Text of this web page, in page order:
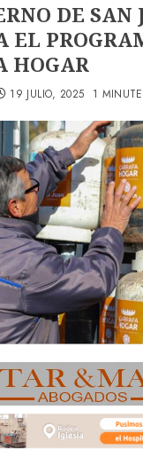
DE SAN
EL
HOGAR
19 JULIO, 2025 1